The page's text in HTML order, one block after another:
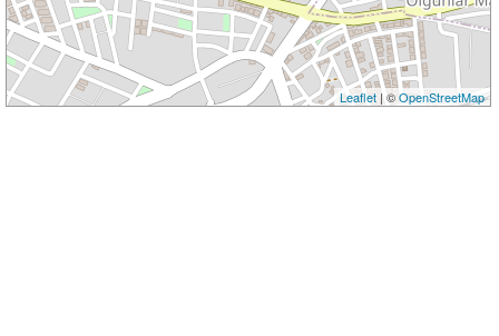
Leaflet| ©OpenStreetMap